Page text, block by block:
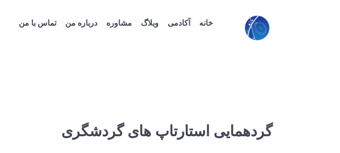
خانه آکادمی وبلاگ مشاوره درباره من تماس با من
گردهمایی استارتاپ های گردشگری